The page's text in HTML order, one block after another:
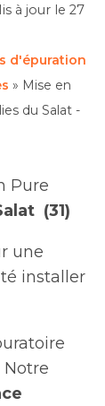
à jour le 27
d'épuration
» Mise en
du Salat -
Pure
(31)
une
installer